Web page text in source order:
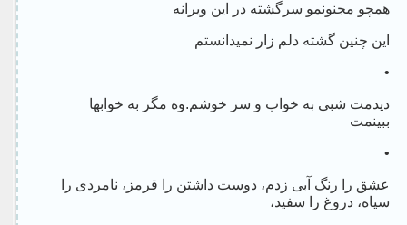
همچو مجنونمو سرگشته در این ویرانه
این چنین گشته دلم زار نمیدانستم
•
دیدمت شبی به خواب و سر خوشم.وه مگر به خوابها
ببینمت
•
عشق را رنگ آبی زدم، دوست داشتن را قرمز، نامردی را
سیاه، دروغ را سفید،